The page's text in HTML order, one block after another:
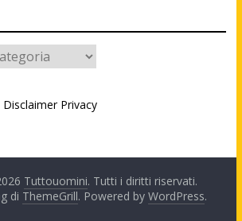
Disclaimer Privacy
Tuttouomini. Tutti i diritti riservati.
di ThemeGrill. Powered by WordPress.